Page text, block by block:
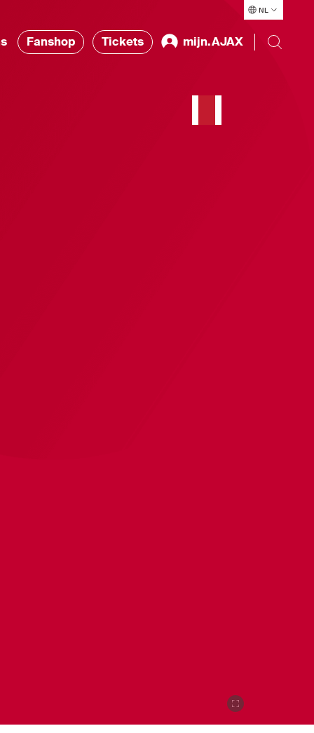
NL
Fanshop Tickets mijn.AJAX